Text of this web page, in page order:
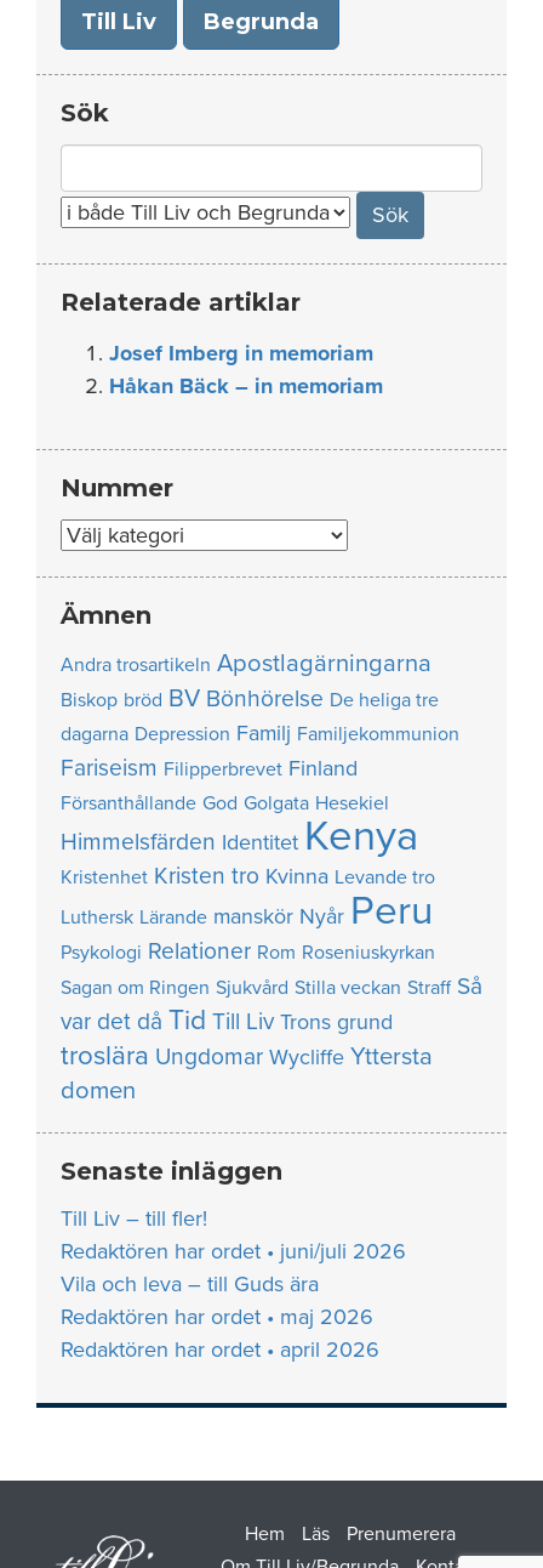
Till Liv Begrunda
Sök
for:
Relaterade artiklar
Josef Imberg in memoriam
Håkan Bäck – in memoriam
Nummer
Nummer
Ämnen
Andra trosartikeln Apostlagärningarna
Biskop bröd BV Bönhörelse De heliga tre
dagarna Depression Familj Familjekommunion
Fariseism Filipperbrevet Finland
Försanthållande God Golgata Hesekiel
Himmelsfärden Identitet Kenya
Kristenhet Kristen tro Kvinna Levande tro
Luthersk Lärande manskör Nyår Peru
Psykologi Relationer Rom Roseniuskyrkan
Sagan om Ringen Sjukvård Stilla veckan Straff Så
var det då Tid Till Liv Trons grund
troslära Ungdomar Wycliffe Yttersta
domen
Senaste inläggen
Till Liv – till fler!
Redaktören har ordet • juni/juli 2026
Vila och leva – till Guds ära
Redaktören har ordet • maj 2026
Redaktören har ordet • april 2026
Hem Läs
Prenumerera